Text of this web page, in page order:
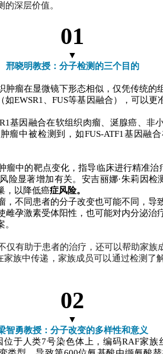
深层价值。
01
▼
邢晓明教授：分子检测的三个目的
肿瘤在显微镜下形态相似，仅凭传统的
EWSR1、FUS等基因融合），可以更
基因融合在软组织肉瘤、 涎腺癌、非
瘤中被检测到，如FUS-ATF1基因融
瘤中的靶点变化，指导临床进行精准治
险显著增加有关。安吉丽娜·朱莉因检
，以降低癌症风险。
，不同患者的分子改变也可能不同，导
雌孕激素受体阳性，也可能对内分泌治
仅有助于患者的治疗，还可以帮助家族
族中传递，家族成员可以通过检测了
02
▼
智勇教授：分子改变的多样性和意义
位于人类7号染色体上，编码RAF家族